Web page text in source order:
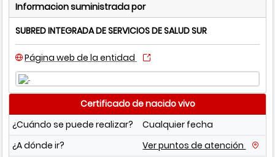
Informacion suministrada por
SUBRED INTEGRADA DE SERVICIOS DE SALUD SUR
Página web de la entidad
Certificado de nacido vivo
¿Cuándo se puede realizar?
Cualquier fecha
¿A dónde ir?
Ver puntos de atención